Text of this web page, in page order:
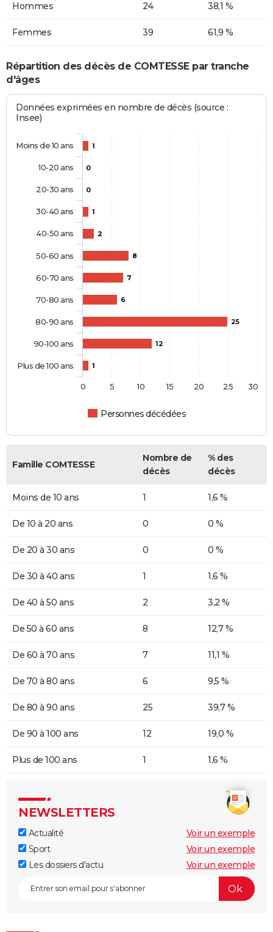
Hommes 24 38,1 %
Femmes 39 61,9 %
Répartition des décès de COMTESSE par tranche
d'âges
Données exprimées en nombre de décès (source :
Insee)
1
0
0
1
2
8
7
6
25
12
1
Personnes décédées
Moins de 10 ans
10-20 ans
20-30 ans
30-40 ans
40-50 ans
50-60 ans
60-70 ans
70-80 ans
80-90 ans
90-100 ans
Plus de 100 ans
0 5 10 15 20 25 30
Famille COMTESSE
Nombre de
décès
% des
décès
Moins de 10 ans 1 1,6 %
De 10 à 20 ans 0 0 %
De 20 à 30 ans 0 0 %
De 30 à 40 ans 1 1,6 %
De 40 à 50 ans 2 3,2 %
De 50 à 60 ans 8 12,7 %
De 60 à 70 ans 7 11,1 %
De 70 à 80 ans 6 9,5 %
De 80 à 90 ans 25 39,7 %
De 90 à 100 ans 12 19,0 %
Plus de 100 ans 1 1,6 %
NEWSLETTERS
Actualité
Voir un exemple
Sport
Voir un exemple
Les dossiers d'actu
Voir un exemple